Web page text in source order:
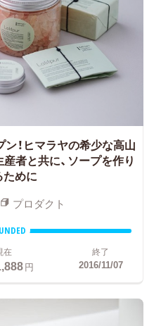
！ヒマラヤの希少な高山
者と共に、ソープを作り
めに
プロダクト
在
円
終了
2016/11/07